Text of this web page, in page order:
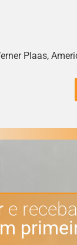
Plaas,
e receba